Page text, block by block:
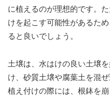
に植えるのが理想的です。
けを起こす可能性があるた
ると良いでしょう。
土壌は、水はけの良い土壌
け、砂質土壌や腐葉土を混
植え付けの際には、根鉢を